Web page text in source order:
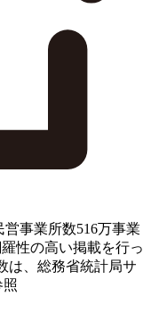
事業所数516万事業
性の高い掲載を行っ
は、総務省統計局サ
照